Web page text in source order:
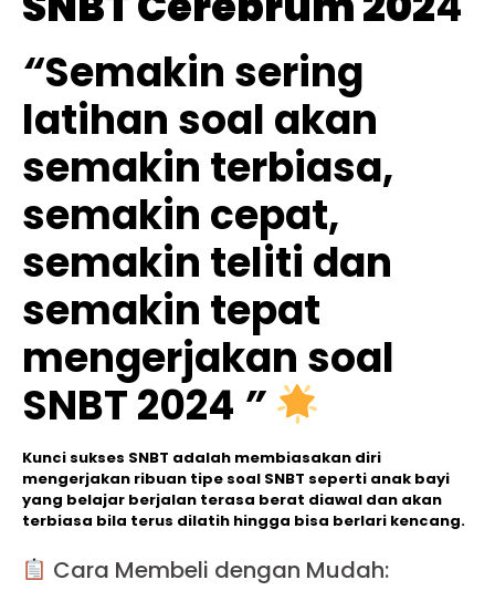
“Semakin sering
latihan soal akan
semakin terbiasa,
semakin cepat,
semakin teliti dan
semakin tepat
mengerjakan soal
SNBT 2024 ”
Kunci sukses SNBT adalah membiasakan diri
mengerjakan ribuan tipe soal SNBT seperti anak bayi
yang belajar berjalan terasa berat diawal dan akan
terbiasa bila terus dilatih hingga bisa berlari kencang.
Cara Membeli dengan Mudah: